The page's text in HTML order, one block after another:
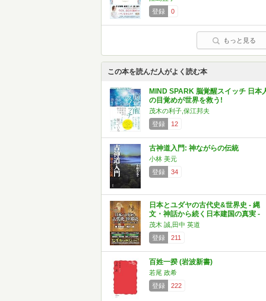
登録
0
もっと見る
この本を読んだ人がよく読む本
MIND SPARK 脳覚醒スイッチ 日本
の目覚めが世界を救う!
茂木の利子,保江邦夫
登録
12
古神道入門: 神ながらの伝統
小林 美元
登録
34
日本とユダヤの古代史&世界史 - 縄
文・神話から続く日本建国の真実 -
茂木 誠,田中 英道
登録
211
百姓一揆 (岩波新書)
若尾 政希
登録
222